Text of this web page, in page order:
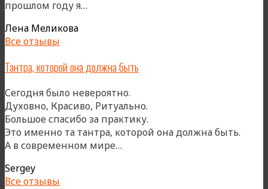
прошлом году я…
и
постепенно
их
соединяя»
Лена Меликова
Все отзывы
Тантра, которой она должна быть
Сегодня было невероятно.
Духовно, Красиво, Ритуально.
Большое спасибо за практику.
Это именно та тантра, которой она должна быть.
А в современном мире…
Sergey
Все отзывы